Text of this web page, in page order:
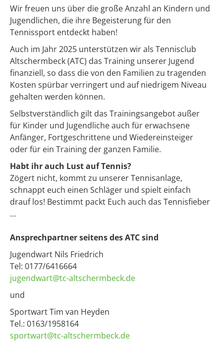
Wir freuen uns über die große Anzahl an Kindern und
Jugendlichen, die ihre Begeisterung für den
Tennissport entdeckt haben!
Auch im Jahr 2025 unterstützen wir als Tennisclub
Altschermbeck (ATC) das Training unserer Jugend
finanziell, so dass die von den Familien zu tragenden
Kosten spürbar verringert und auf niedrigem Niveau
gehalten werden können.
Selbstverständlich gilt das Trainingsangebot außer
für Kinder und Jugendliche auch für erwachsene
Anfänger, Fortgeschrittene und Wiedereinsteiger
oder für ein Training der ganzen Familie.
Habt ihr auch Lust auf Tennis?
Zögert nicht, kommt zu unserer Tennisanlage,
schnappt euch einen Schläger und spielt einfach
drauf los! Bestimmt packt Euch auch das Tennisfieber
…
Ansprechpartner seitens des ATC sind
Jugendwart Nils Friedrich
Tel: 0177/6416664
jugendwart@tc-altschermbeck.de
und
Sportwart Tim van Heyden
Tel.: 0163/1958164
sportwart@tc-altschermbeck.de